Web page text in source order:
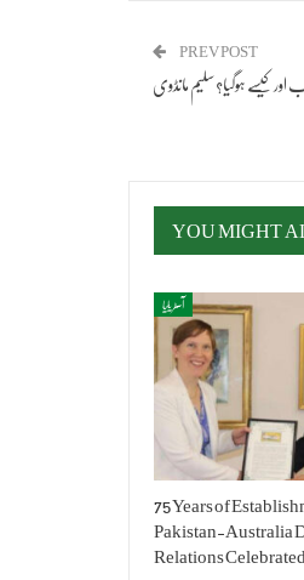
PREV POST
کیسے ہوگیا؟ سلیم مانڈوی
YOU MIGHT
آسٹریلیا
75 Years of
Pakistan-Australia
Relations Celebrated